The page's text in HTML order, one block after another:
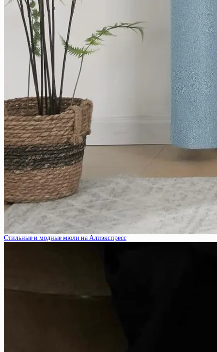
Стильные и модные мюли на Алиэкспресс